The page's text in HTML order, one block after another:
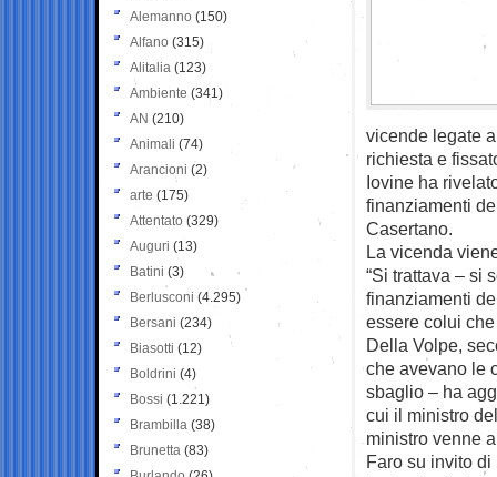
vicende legate
richiesta e
Iovine ha
finanziamenti
Casertano.
La vicenda
“Si trattava – si
finanziamenti
essere colui
Della Volpe,
che avevano le
sbaglio – ha
cui il ministro
ministro venne
Faro su invito
Alemanno (150)
Alfano (315)
Alitalia (123)
Ambiente (341)
AN (210)
Animali (74)
Arancioni (2)
arte (175)
Attentato (329)
Auguri (13)
Batini (3)
Berlusconi (4.295)
Bersani (234)
Biasotti (12)
Boldrini (4)
Bossi (1.221)
Brambilla (38)
Brunetta (83)